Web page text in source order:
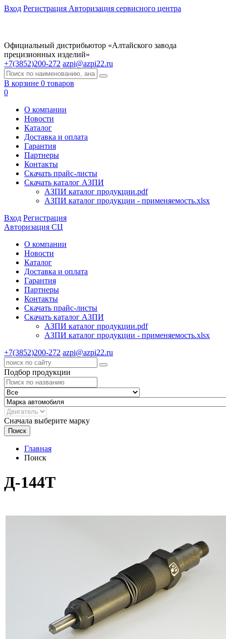
Вход Регистрация Авторизация сервисного центра
Официальный дистрибьютор «Алтайского завода
прецизионных изделий»
+7(3852)200-272 azpi@azpi22.ru
В корзине 0 товаров
0
О компании
Новости
Каталог
Доставка и оплата
Гарантия
Партнеры
Контакты
Скачать прайс-листы
Скачать каталог АЗПИ
АЗПИ каталог продукции.pdf
АЗПИ каталог продукции - применяемость.xlsx
Вход Регистрация
Авторизация СЦ
О компании
Новости
Каталог
Доставка и оплата
Гарантия
Партнеры
Контакты
Скачать прайс-листы
Скачать каталог АЗПИ
АЗПИ каталог продукции.pdf
АЗПИ каталог продукции - применяемость.xlsx
+7(3852)200-272 azpi@azpi22.ru
Подбор продукции
Сначала выберите марку
Поиск
Главная
Поиск
Д-144Т